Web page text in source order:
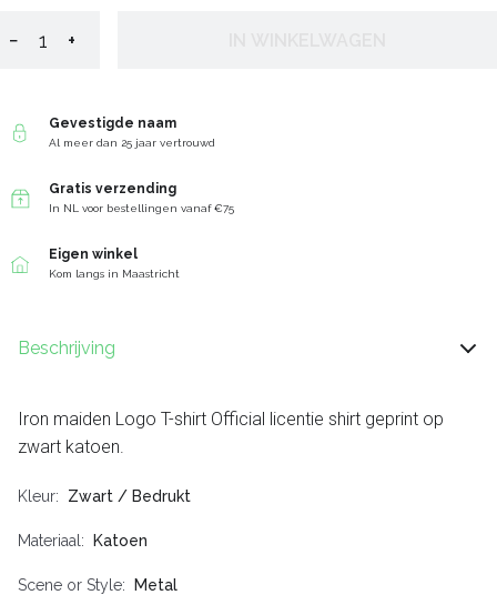
− +
Gevestigde naam
Al meer dan 25 jaar vertrouwd
Gratis verzending
In NL voor bestellingen vanaf €75
Eigen winkel
Kom langs in Maastricht
Beschrijving
Iron maiden Logo T-shirt Official licentie shirt geprint op
zwart katoen.
Kleur Zwart / Bedrukt
Materiaal Katoen
Scene or Style Metal